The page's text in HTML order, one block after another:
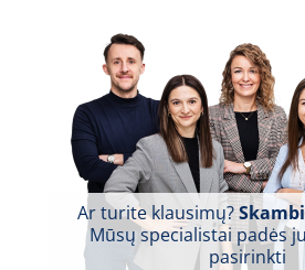
Ar turite klausimų?
Mūsų specialistai padės
pasirinkti